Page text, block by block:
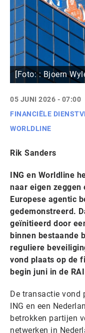
[Foto: : Bjoern
05 JUNI 2026 - 07:00
FINANCIËLE
WORLDLINE
Rik Sanders
ING en Worldline
naar eigen zeggen
Europese agentic
gedemonstreerd.
geïnitieerd door
binnen bestaande
reguliere
vond plaats op de
begin juni in de
De transactie vond
ING en een
betrokken partijen
netwerken in